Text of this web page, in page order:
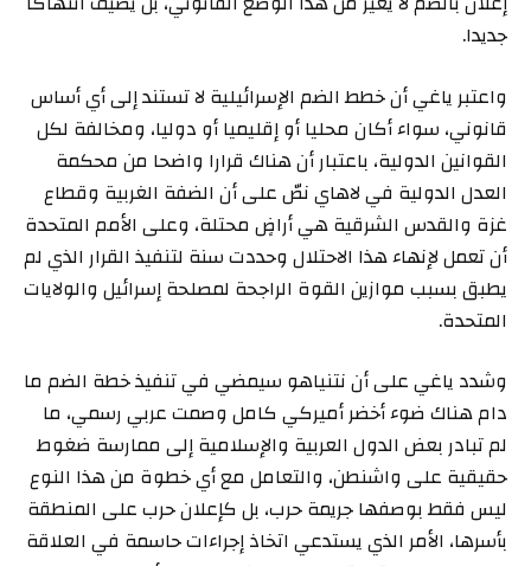
جديدا.
واعتبر ياغي أن خطط الضم الإسرائيلية لا تستند إلى أي أساس
قانوني، سواء أكان محليا أو إقليميا أو دوليا، ومخالفة لكل
القوانين الدولية، باعتبار أن هناك قرارا واضحا من محكمة
العدل الدولية في لاهاي نصّ على أن الضفة الغربية وقطاع
غزة والقدس الشرقية هي أراضٍ محتلة، وعلى الأمم المتحدة
أن تعمل لإنهاء هذا الاحتلال وحددت سنة لتنفيذ القرار الذي لم
يطبق بسبب موازين القوة الراجحة لمصلحة إسرائيل والولايات
المتحدة.
وشدد ياغي على أن نتنياهو سيمضي في تنفيذ خطة الضم ما
دام هناك ضوء أخضر أميركي كامل وصمت عربي رسمي، ما
لم تبادر بعض الدول العربية والإسلامية إلى ممارسة ضغوط
حقيقية على واشنطن، والتعامل مع أي خطوة من هذا النوع
ليس فقط بوصفها جريمة حرب، بل كإعلان حرب على المنطقة
بأسرها، الأمر الذي يستدعي اتخاذ إجراءات حاسمة في العلاقة